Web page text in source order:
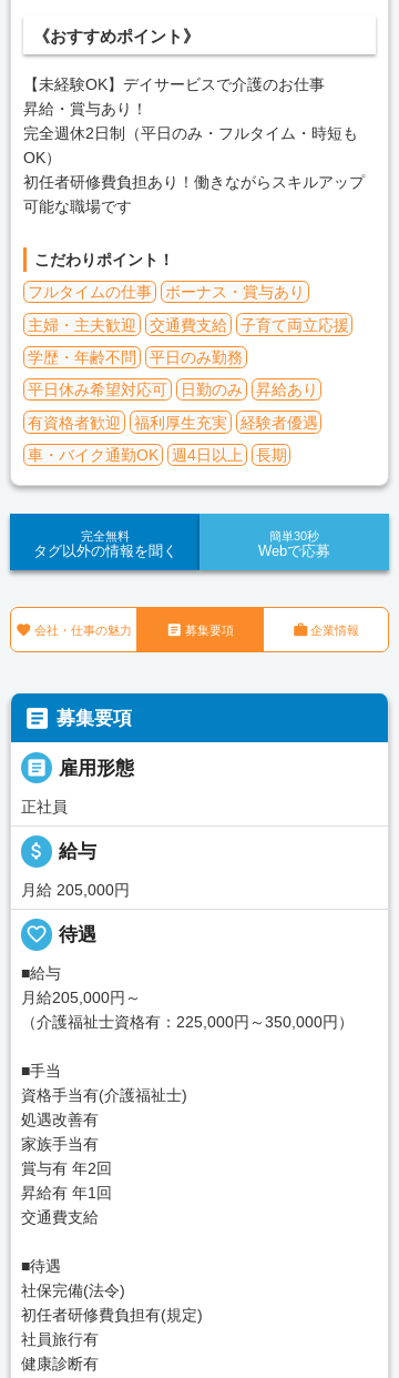
《おすすめポイント》
【未経験OK】デイサービスで介護のお仕事
昇給・賞与あり！
完全週休2日制（平日のみ・フルタイム・時短も
OK）
初任者研修費負担あり！働きながらスキルアップ
可能な職場です
こだわりポイント！
フルタイムの仕事
ボーナス・賞与あり
主婦・主夫歓迎
交通費支給
子育て両立応援
学歴・年齢不問
平日のみ勤務
平日休み希望対応可
日勤のみ
昇給あり
有資格者歓迎
福利厚生充実
経験者優遇
車・バイク通勤OK
週4日以上 長期
完全無料
タグ以外の情報を聞く
簡単30秒
Webで応募
 会社・仕事の魅力  募集要項 企業情報
 募集要項
 雇用形態
正社員
attach_money 給与
月給 205,000円
favorite_border 待遇
■給与
月給205,000円～
（介護福祉士資格有：225,000円～350,000円）
■手当
資格手当有(介護福祉士)
処遇改善有
家族手当有
賞与有 年2回
昇給有 年1回
交通費支給
■待遇
社保完備(法令)
初任者研修費負担有(規定)
社員旅行有
健康診断有